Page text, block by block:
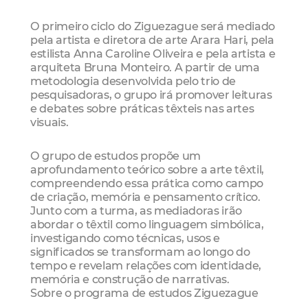
O primeiro ciclo do Ziguezague será mediado
pela artista e diretora de arte Arara Hari, pela
estilista Anna Caroline Oliveira e pela artista e
arquiteta Bruna Monteiro. A partir de uma
metodologia desenvolvida pelo trio de
pesquisadoras, o grupo irá promover leituras
e debates sobre práticas têxteis nas artes
visuais.
O grupo de estudos propõe um
aprofundamento teórico sobre a arte têxtil,
compreendendo essa prática como campo
de criação, memória e pensamento crítico.
Junto com a turma, as mediadoras irão
abordar o têxtil como linguagem simbólica,
investigando como técnicas, usos e
significados se transformam ao longo do
tempo e revelam relações com identidade,
memória e construção de narrativas.
Sobre o programa de estudos Ziguezague